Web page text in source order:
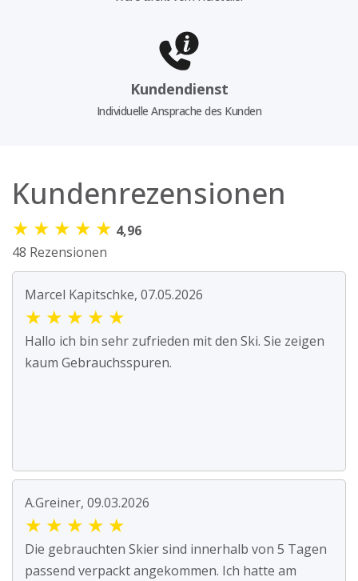
Kundendienst
Individuelle Ansprache des Kunden
Kundenrezensionen
★ ★ ★ ★ ★ 4,96
48 Rezensionen
Marcel Kapitschke, 07.05.2026
★ ★ ★ ★ ★
Hallo ich bin sehr zufrieden mit den Ski. Sie zeigen
kaum Gebrauchsspuren.
A.Greiner, 09.03.2026
★ ★ ★ ★ ★
Die gebrauchten Skier sind innerhalb von 5 Tagen
passend verpackt angekommen. Ich hatte am